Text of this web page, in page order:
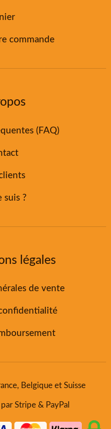
commande
(FAQ)
suis ?
légales
de vente
Belgique et Suisse
Stripe & PayPal